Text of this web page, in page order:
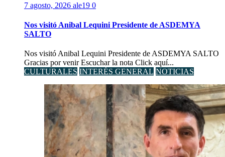
7 agosto, 2026 ale19 0
Nos visitó Anibal Lequini Presidente de ASDEMYA
SALTO
Nos visitó Anibal Lequini Presidente de ASDEMYA SALTO
Gracias por venir Escuchar la nota Click aquí...
CULTURALES INTERÉS GENERAL NOTICIAS